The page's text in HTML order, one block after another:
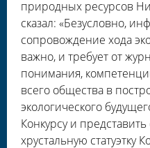
природных ресурсов
сказал: «Безусловно,
сопровождение хода
важно, и требует от
понимания,
всего общества в
экологического
Конкурсу и
хрустальную статуэтку